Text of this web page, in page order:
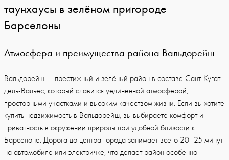
таунхаусы в зелёном пригороде
Барселоны
Атмосфера и преимущества района Вальдорейш
Вальдорейш — престижный и зелёный район в составе Сант-Кугат-
дель-Вальес, который славится уединённой атмосферой,
просторными участками и высоким качеством жизни. Если вы хотите
купить недвижимость в Вальдорейш, вы выбираете комфорт и
приватность в окружении природы при удобной близости к
Барселоне. Дорога до центра города занимает всего 20–25 минут
на автомобиле или электричке, что делает район особенно